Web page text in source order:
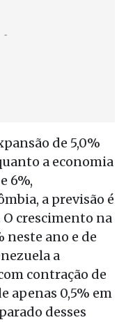
de 5,0%
a economia
6%,
a previsão é
O crescimento na
neste ano e de
a
contração de
apenas 0,5% em
desses